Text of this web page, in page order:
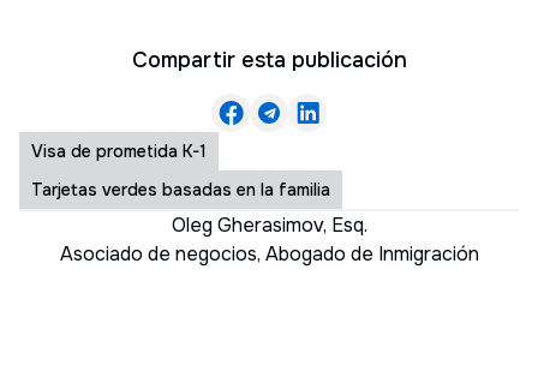
Compartir esta publicación
Visa de prometida K-1
Tarjetas verdes basadas en la familia
Oleg Gherasimov, Esq.
Asociado de negocios, Abogado de Inmigración